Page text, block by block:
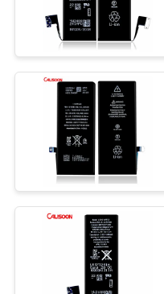
REFERENZEN
SITEMAP
PRIVACY